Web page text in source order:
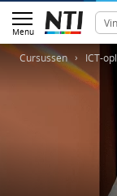
Menu
Cursussen ICT-